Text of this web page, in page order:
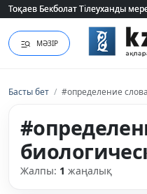
Тоқаев Бекболат Тілеуханды
Тоқаев Бекболат Тілеуханды
МӘЗІР
Басты бет / #определение
Жалпы: 1 жаңалық